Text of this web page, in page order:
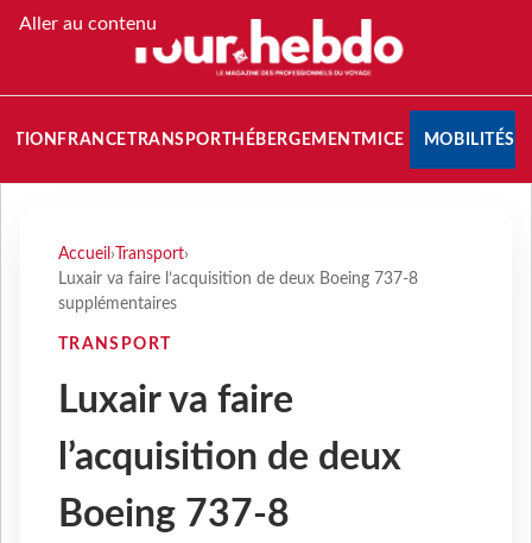
Aller au contenu
FRANCETRANSPORT HÉBERGEMENTMICE MOBILITÉS
Accueil › Transport›
Luxair va faire l’acquisition de deux Boeing 737-8
supplémentaires
TRANSPORT
Luxair va faire
l’acquisition de deux
Boeing 737-8